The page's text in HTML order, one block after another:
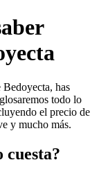
has
todo lo
el precio de
y mucho más.
cuesta?